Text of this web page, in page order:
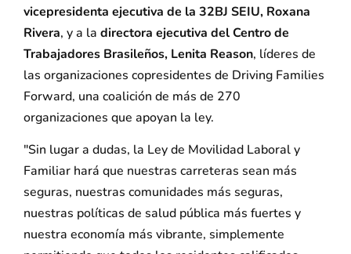
vicepresidenta ejecutiva de la 32BJ SEIU, Roxana
Rivera, y a la directora ejecutiva del Centro de
Trabajadores Brasileños, Lenita Reason, líderes de
las organizaciones copresidentes de Driving Families
Forward, una coalición de más de 270
organizaciones que apoyan la ley.
"Sin lugar a dudas, la Ley de Movilidad Laboral y
Familiar hará que nuestras carreteras sean más
seguras, nuestras comunidades más seguras,
nuestras políticas de salud pública más fuertes y
nuestra economía más vibrante, simplemente